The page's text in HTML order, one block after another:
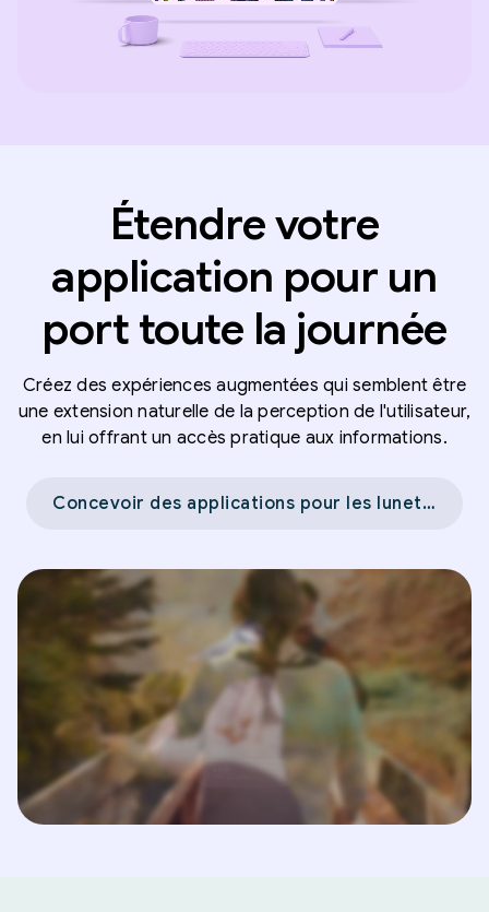
Étendre votre
application pour un
port toute la journée
Créez des expériences augmentées qui semblent être
une extension naturelle de la perception de l'utilisateur,
en lui offrant un accès pratique aux informations.
Concevoir des applications pour les lunettes d'IA →